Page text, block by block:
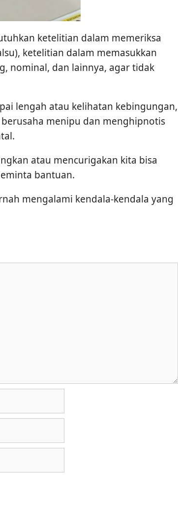
ketelitian dalam memeriksa
ketelitian dalam memasukkan
nominal, dan lainnya, agar tidak
lengah atau kelihatan kebingungan,
menipu dan menghipnotis
atau mencurigakan kita bisa
bantuan.
mengalami kendala-kendala yang